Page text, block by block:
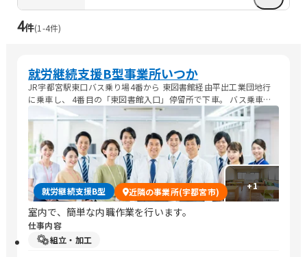
4件(1 -4件)
就労継続支援B型事業所いつか
JR宇都宮駅東口バス乗り場4番から 東図書館経由平出工業団地行
に乗車し、 4番目の「東図書館入口」停留所で下車。 バス乗車時
間約4分、停留所から徒歩約1分です。 料金:170円 宇都宮駅東口→
宿郷町→花蔵院角→弁才天橋 →東図書館入口 (約4分)
+1
就労継続支援B型 近隣の事業所(宇都宮市)
室内で、簡単な内職作業を行います。
仕事内容
組立・加工